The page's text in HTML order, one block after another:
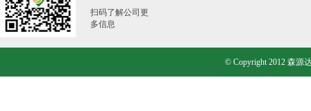
扫码了解公司更
多信息
© Copyright 2012 森源